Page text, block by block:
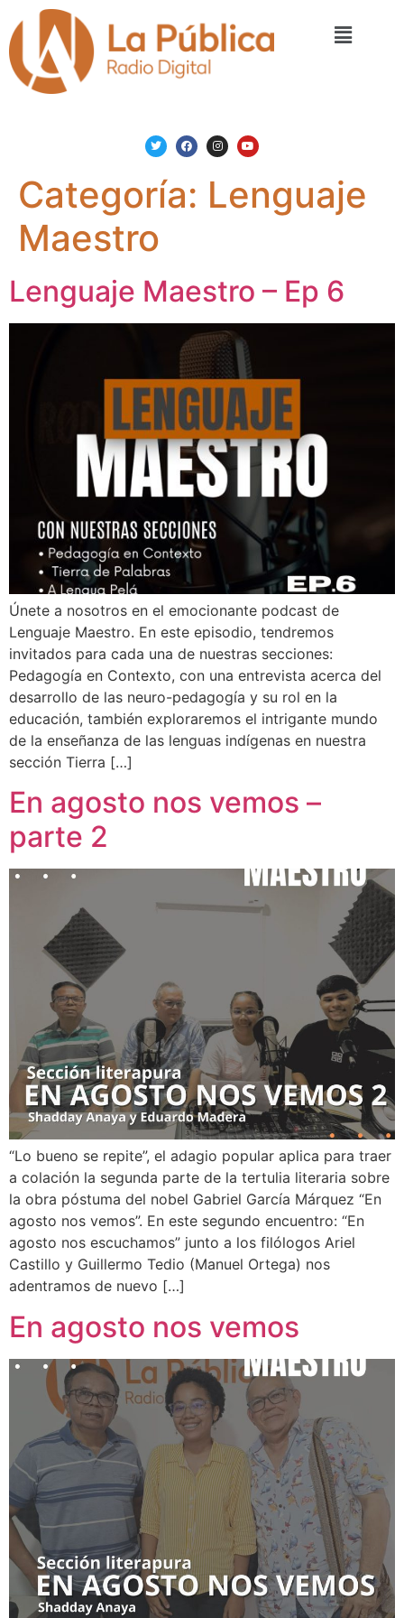
Categoría: Lenguaje
Maestro
Lenguaje Maestro – Ep 6
Únete a nosotros en el emocionante podcast de
Lenguaje Maestro. En este episodio, tendremos
invitados para cada una de nuestras secciones:
Pedagogía en Contexto, con una entrevista acerca del
desarrollo de las neuro-pedagogía y su rol en la
educación, también exploraremos el intrigante mundo
de la enseñanza de las lenguas indígenas en nuestra
sección Tierra […]
En agosto nos vemos –
parte 2
“Lo bueno se repite”, el adagio popular aplica para traer
a colación la segunda parte de la tertulia literaria sobre
la obra póstuma del nobel Gabriel García Márquez “En
agosto nos vemos”. En este segundo encuentro: “En
agosto nos escuchamos” junto a los filólogos Ariel
Castillo y Guillermo Tedio (Manuel Ortega) nos
adentramos de nuevo […]
En agosto nos vemos